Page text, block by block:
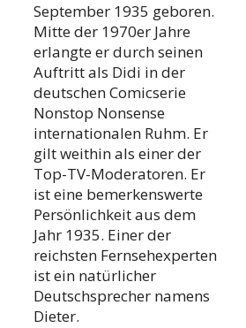
September 1935 geboren.
Mitte der 1970er Jahre
erlangte er durch seinen
Auftritt als Didi in der
deutschen Comicserie
Nonstop Nonsense
internationalen Ruhm. Er
gilt weithin als einer der
Top-TV-Moderatoren. Er
ist eine bemerkenswerte
Persönlichkeit aus dem
Jahr 1935. Einer der
reichsten Fernsehexperten
ist ein natürlicher
Deutschsprecher namens
Dieter.